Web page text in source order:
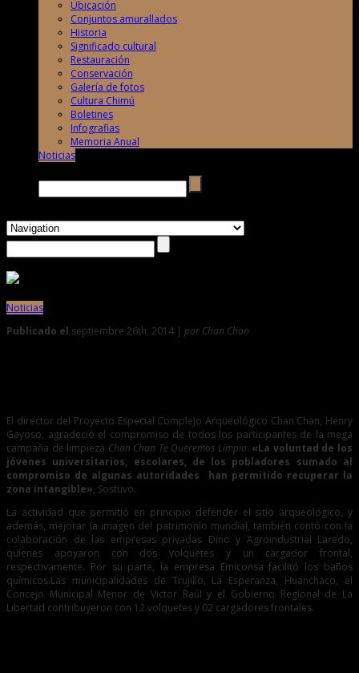
Ubicación
Conjuntos amurallados
Historia
Significado cultural
Restauración
Conservación
Galería de fotos
Cultura Chimú
Boletines
Infografias
Memoria Anual
Noticias
Noticias
Publicado el septiembre 26th, 2014 | por Chan Chan
El director del Proyecto Especial Complejo Arqueológico Chan Chan, Henry
Gayoso, agradeció el compromiso de todos los participantes de la mega
campaña de limpieza Chan Chan Te Queremos Limpio. «La voluntad de los
jóvenes universitarios, escolares, de los pobladores sumado al
compromiso de algunas autoridades han permitido recuperar la
zona intangible», Sostuvo.
La actividad que permitió en principio defender el sitio arqueológico, y
además, mejorar la imagen del patrimonio mundial, también contó con la
colaboración de las empresas privadas Dino y Agroindustrial Laredo,
quienes apoyaron con dos volquetes y un cargador frontal,
respectivamente. Por su parte, la empresa Emiconsa facilitó los baños
químicos.Las municipalidades de Trujillo, La Esperanza, Huanchaco, el
Concejo Municipal Menor de Victor Raúl y el Gobierno Regional de La
Libertad contribuyeron con 12 volquetes y 02 cargadores frontales.